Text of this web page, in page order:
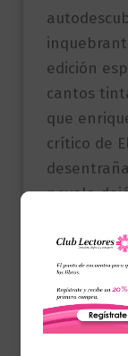
edición
cantos
que
crítico de
novela
Productos